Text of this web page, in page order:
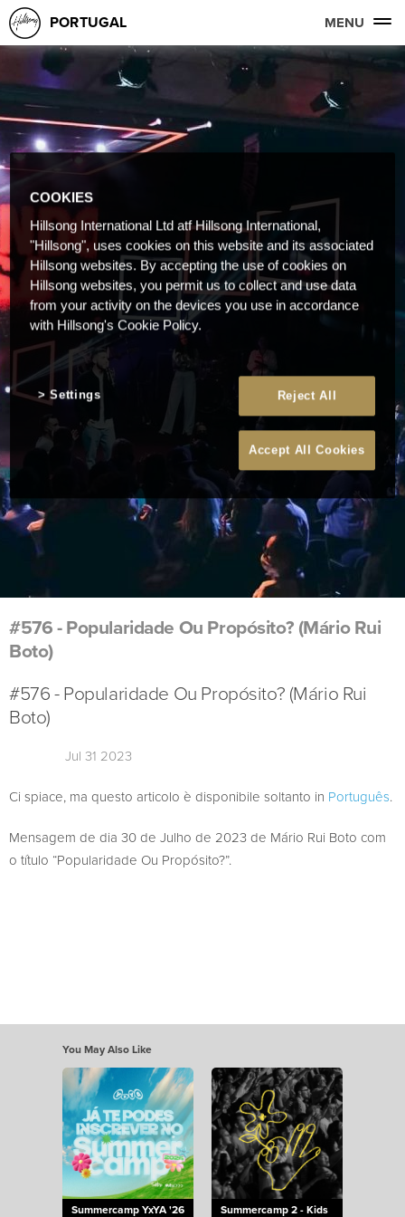
PORTUGAL MENU
#576 - Popularidade Ou Propósito? (Mário Rui
Boto)
#576 - Popularidade Ou Propósito? (Mário Rui
Boto)
Jul 31 2023
Ci spiace, ma questo articolo è disponibile soltanto in Português.
Mensagem de dia 30 de Julho de 2023 de Mário Rui Boto com
o título “Popularidade Ou Propósito?”.
You May Also Like
Summercamp YxYA '26
Summercamp 2 - Kids
COOKIES
Hillsong International Ltd atf Hillsong International,
"Hillsong", uses cookies on this website and its associated
Hillsong websites. By accepting the use of cookies on
Hillsong websites, you permit us to collect and use data
from your activity on the devices you use in accordance
with Hillsong's Cookie Policy.
Reject All
Accept All Cookies
Settings